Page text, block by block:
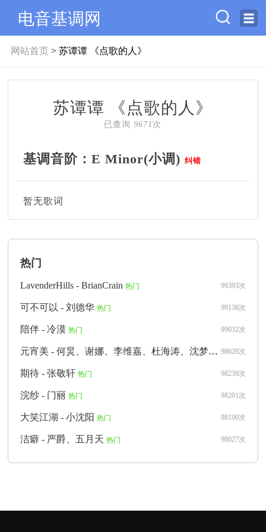
电音基调网
网站首页> 苏谭谭 《点歌的人》
苏谭谭 《点歌的人》
已查询9671 次
基调音阶：E Minor(小调) 纠错
暂无歌词
热门
99393次
LavenderHills - BrianCrain 热门
99138次
可不可以 - 刘德华 热门
99032次
陪伴 - 冷漠 热门
98628次
元宵美 - 何炅、谢娜、李维嘉、杜海涛、沈梦辰、靳梦佳、李浩菲、马思超、刘承林、侯朋岩
98239次
期待 - 张敬轩 热门
98201次
浣纱 - 门丽 热门
98190次
大笑江湖 - 小沈阳 热门
98027次
洁癖 - 严爵、五月天 热门